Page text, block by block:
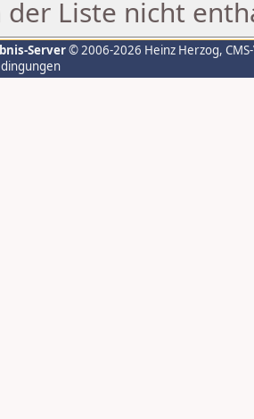
der Liste nicht
Server© 2006-2026 Heinz Herzog,